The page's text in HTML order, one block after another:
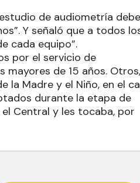
de audiometría debe
Y señaló que a todos
cada equipo”.
por el servicio de
de 15 años. Otros,
Madre y el Niño, en el
durante la etapa de
Central y les tocaba, por